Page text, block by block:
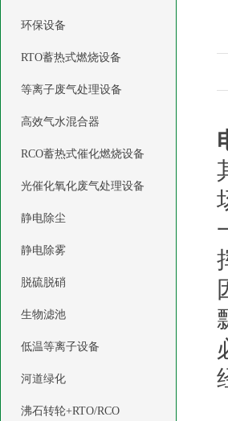
环保设备
RTO蓄热式燃烧设备
等离子废气处理设备
高效气水混合器
RCO蓄热式催化燃烧设备
光催化氧化废气处理设备
静电除尘
静电除雾
脱硫脱硝
生物滤池
低温等离子设备
河道绿化
沸石转轮+RTO/RCO